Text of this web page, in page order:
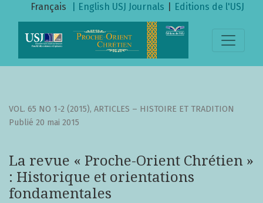
La revue « Proche-Orient Chrétien » : Historique et
Français | English USJ Journals Editions de l'USJ
VOL. 65 NO 1-2 (2015), ARTICLES – HISTOIRE ET TRADITION
La revue « Proche-Orient Chrétien »
: Historique et orientations
fondamentales
Publié 20 mai 2015